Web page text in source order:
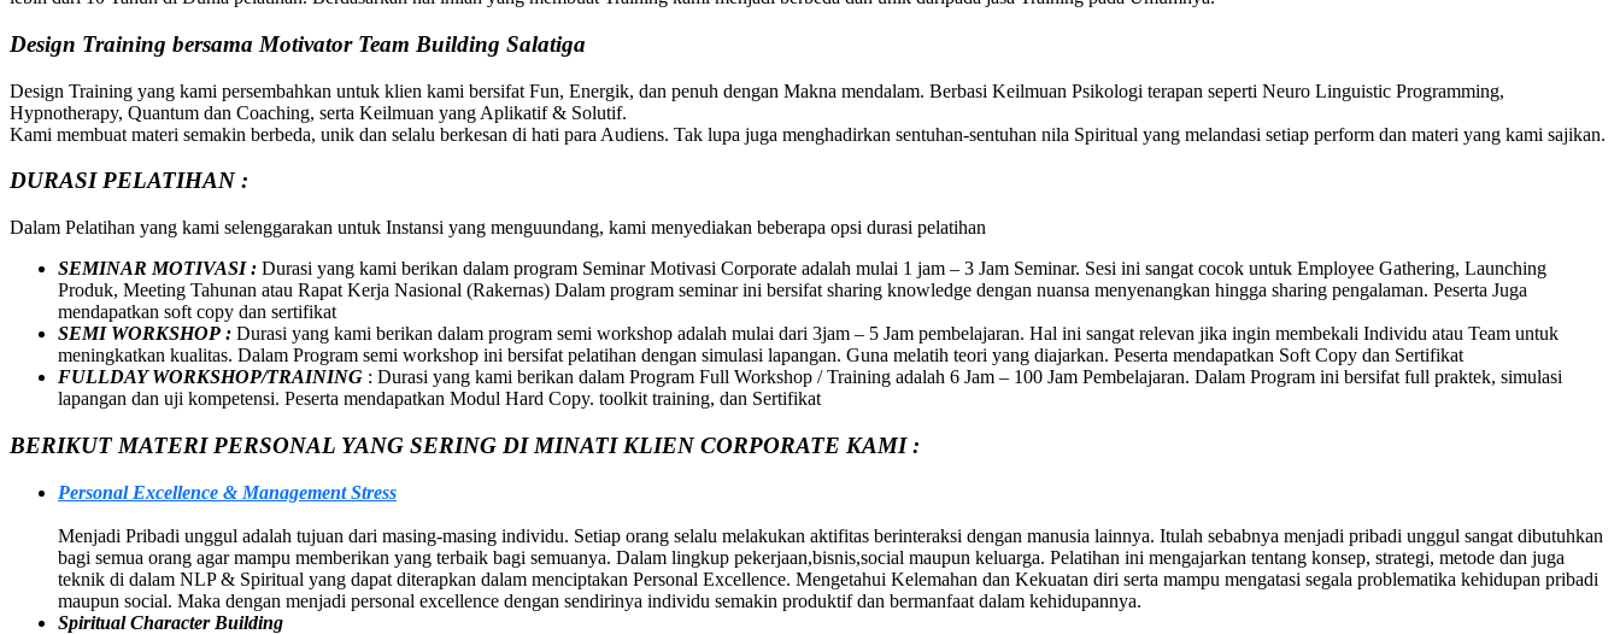
Design Training bersama Motivator Team Building Salatiga
Design Training yang kami persembahkan untuk klien kami bersifat Fun, Energik, dan penuh dengan Makna mendalam. Berbasi Keilmuan Psikologi terapan seperti Neuro Linguistic Programming,
Hypnotherapy, Quantum dan Coaching, serta Keilmuan yang Aplikatif & Solutif.
Kami membuat materi semakin berbeda, unik dan selalu berkesan di hati para Audiens. Tak lupa juga menghadirkan sentuhan-sentuhan nila Spiritual yang melandasi setiap perform dan materi yang kami sajikan.
DURASI PELATIHAN :
Dalam Pelatihan yang kami selenggarakan untuk Instansi yang menguundang, kami menyediakan beberapa opsi durasi pelatihan
SEMINAR MOTIVASI : Durasi yang kami berikan dalam program Seminar Motivasi Corporate adalah mulai 1 jam – 3 Jam Seminar. Sesi ini sangat cocok untuk Employee Gathering, Launching
Produk, Meeting Tahunan atau Rapat Kerja Nasional (Rakernas) Dalam program seminar ini bersifat sharing knowledge dengan nuansa menyenangkan hingga sharing pengalaman. Peserta Juga
mendapatkan soft copy dan sertifikat
SEMI WORKSHOP : Durasi yang kami berikan dalam program semi workshop adalah mulai dari 3jam – 5 Jam pembelajaran. Hal ini sangat relevan jika ingin membekali Individu atau Team untuk
meningkatkan kualitas. Dalam Program semi workshop ini bersifat pelatihan dengan simulasi lapangan. Guna melatih teori yang diajarkan. Peserta mendapatkan Soft Copy dan Sertifikat
FULLDAY WORKSHOP/TRAINING : Durasi yang kami berikan dalam Program Full Workshop / Training adalah 6 Jam – 100 Jam Pembelajaran. Dalam Program ini bersifat full praktek, simulasi
lapangan dan uji kompetensi. Peserta mendapatkan Modul Hard Copy. toolkit training, dan Sertifikat
BERIKUT MATERI PERSONAL YANG SERING DI MINATI KLIEN CORPORATE KAMI :
Personal Excellence & Management Stress
Menjadi Pribadi unggul adalah tujuan dari masing-masing individu. Setiap orang selalu melakukan aktifitas berinteraksi dengan manusia lainnya. Itulah sebabnya menjadi pribadi unggul sangat dibutuhkan
bagi semua orang agar mampu memberikan yang terbaik bagi semuanya. Dalam lingkup pekerjaan,bisnis,social maupun keluarga. Pelatihan ini mengajarkan tentang konsep, strategi, metode dan juga
teknik di dalam NLP & Spiritual yang dapat diterapkan dalam menciptakan Personal Excellence. Mengetahui Kelemahan dan Kekuatan diri serta mampu mengatasi segala problematika kehidupan pribadi
maupun social. Maka dengan menjadi personal excellence dengan sendirinya individu semakin produktif dan bermanfaat dalam kehidupannya.
Spiritual Character Building